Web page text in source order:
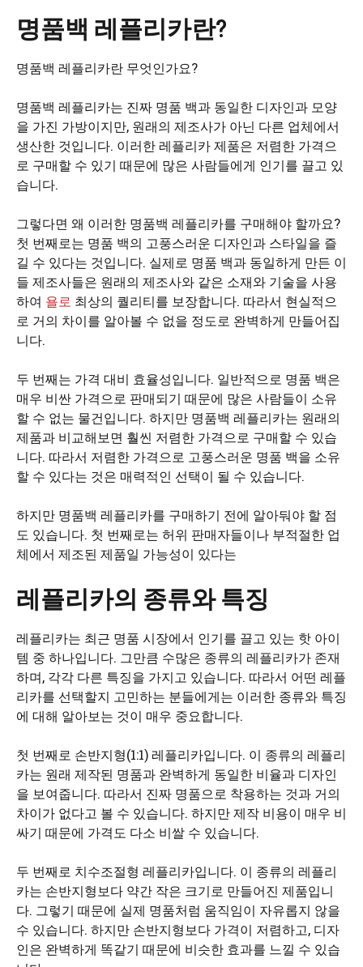
명품백 레플리카란?
명품백 레플리카란 무엇인가요?
명품백 레플리카는 진짜 명품 백과 동일한 디자인과 모양
을 가진 가방이지만, 원래의 제조사가 아닌 다른 업체에서
생산한 것입니다. 이러한 레플리카 제품은 저렴한 가격으
로 구매할 수 있기 때문에 많은 사람들에게 인기를 끌고 있
습니다.
그렇다면 왜 이러한 명품백 레플리카를 구매해야 할까요?
첫 번째로는 명품 백의 고풍스러운 디자인과 스타일을 즐
길 수 있다는 것입니다. 실제로 명품 백과 동일하게 만든 이
들 제조사들은 원래의 제조사와 같은 소재와 기술을 사용
하여 욜로 최상의 퀄리티를 보장합니다. 따라서 현실적으
로 거의 차이를 알아볼 수 없을 정도로 완벽하게 만들어집
니다.
두 번째는 가격 대비 효율성입니다. 일반적으로 명품 백은
매우 비싼 가격으로 판매되기 때문에 많은 사람들이 소유
할 수 없는 물건입니다. 하지만 명품백 레플리카는 원래의
제품과 비교해보면 훨씬 저렴한 가격으로 구매할 수 있습
니다. 따라서 저렴한 가격으로 고풍스러운 명품 백을 소유
할 수 있다는 것은 매력적인 선택이 될 수 있습니다.
하지만 명품백 레플리카를 구매하기 전에 알아둬야 할 점
도 있습니다. 첫 번째로는 허위 판매자들이나 부적절한 업
체에서 제조된 제품일 가능성이 있다는
레플리카의 종류와 특징
레플리카는 최근 명품 시장에서 인기를 끌고 있는 핫 아이
템 중 하나입니다. 그만큼 수많은 종류의 레플리카가 존재
하며, 각각 다른 특징을 가지고 있습니다. 따라서 어떤 레플
리카를 선택할지 고민하는 분들에게는 이러한 종류와 특징
에 대해 알아보는 것이 매우 중요합니다.
첫 번째로 손반지형(1:1) 레플리카입니다. 이 종류의 레플리
카는 원래 제작된 명품과 완벽하게 동일한 비율과 디자인
을 보여줍니다. 따라서 진짜 명품으로 착용하는 것과 거의
차이가 없다고 볼 수 있습니다. 하지만 제작 비용이 매우 비
싸기 때문에 가격도 다소 비쌀 수 있습니다.
두 번째로 치수조절형 레플리카입니다. 이 종류의 레플리
카는 손반지형보다 약간 작은 크기로 만들어진 제품입니
다. 그렇기 때문에 실제 명품처럼 움직임이 자유롭지 않을
수 있습니다. 하지만 손반지형보다 가격이 저렴하고, 디자
인은 완벽하게 똑같기 때문에 비슷한 효과를 느낄 수 있습